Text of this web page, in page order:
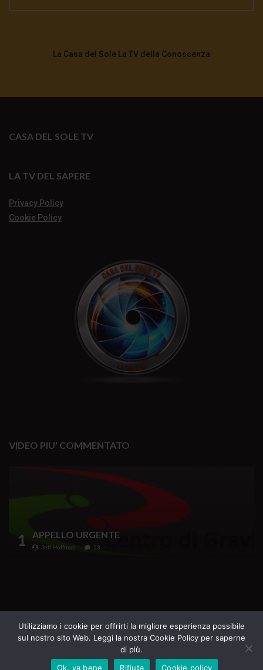
La Casa del Sole La TV della Conoscenza
CASA DEL SOLE TV
LA TV DEL SAPERE
Privacy Policy
Cookie Policy
VIDEO PIU' COMMENTATO
1 APPELLO URGENTE
Jeff Hoffman 13
Testata Giornalistica iscritta al Registro della
Stampa del Tribunale di Roma n. 69 del 16.07.2020
Direttore Responsabile Margherita Furlan
Utilizziamo i cookie per offrirti la migliore esperienza possibile
sul nostro sito Web. Leggi la nostra Cookie Policy per saperne
di più.
Ok, va bene
Rifiuta Cookie policy